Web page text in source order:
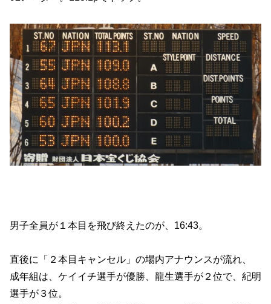
男子全員が１本目を飛び終えたのが、16:43。
直後に「２本目キャンセル」の場内アナウンスが流れ、
成年組は、ケイイチ選手が優勝、龍生選手が２位で、紀明
選手が３位。